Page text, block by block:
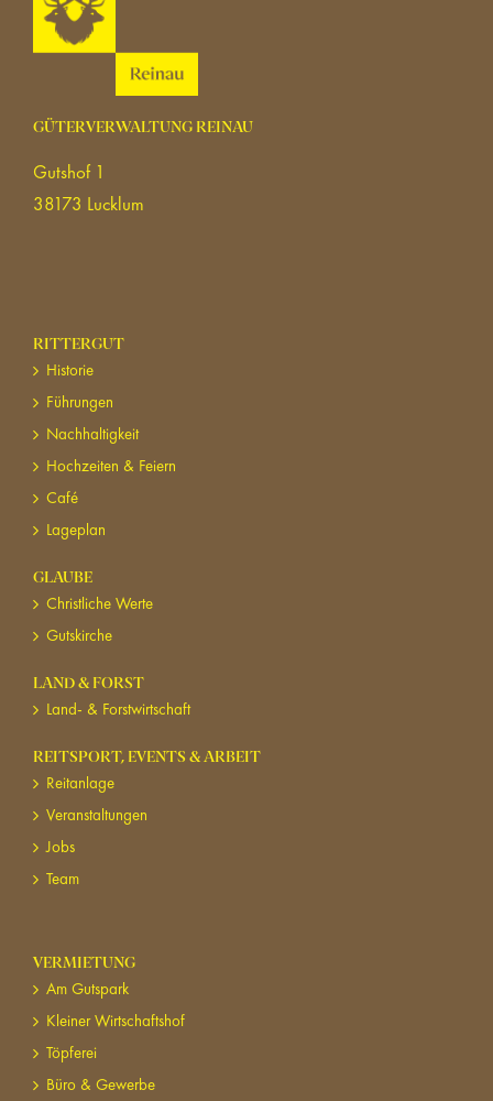
GÜTERVERWALTUNG REINAU
Gutshof 1
38173 Lucklum
RITTERGUT
Historie
Führungen
Nachhaltigkeit
Hochzeiten & Feiern
Café
Lageplan
GLAUBE
Christliche Werte
Gutskirche
LAND & FORST
Land- & Forstwirtschaft
REITSPORT, EVENTS & ARBEIT
Reitanlage
Veranstaltungen
Jobs
Team
VERMIETUNG
Am Gutspark
Kleiner Wirtschaftshof
Töpferei
Büro & Gewerbe